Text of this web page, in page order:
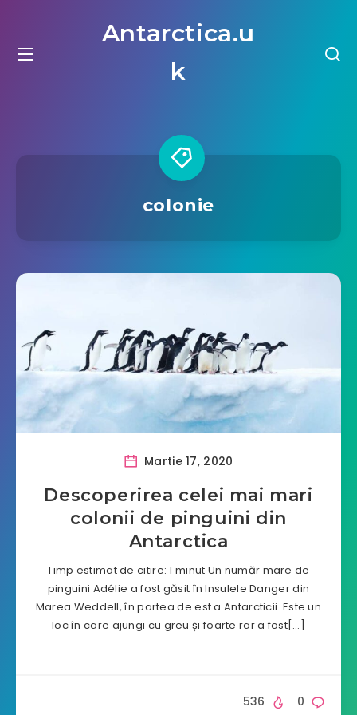
Antarctica.u
k
colonie
Martie 17, 2020
Descoperirea celei mai mari
colonii de pinguini din
Antarctica
Timp estimat de citire: 1 minut Un număr mare de
pinguini Adélie a fost găsit în Insulele Danger din
Marea Weddell, în partea de est a Antarcticii. Este un
loc în care ajungi cu greu și foarte rar a fost[…]
0
536